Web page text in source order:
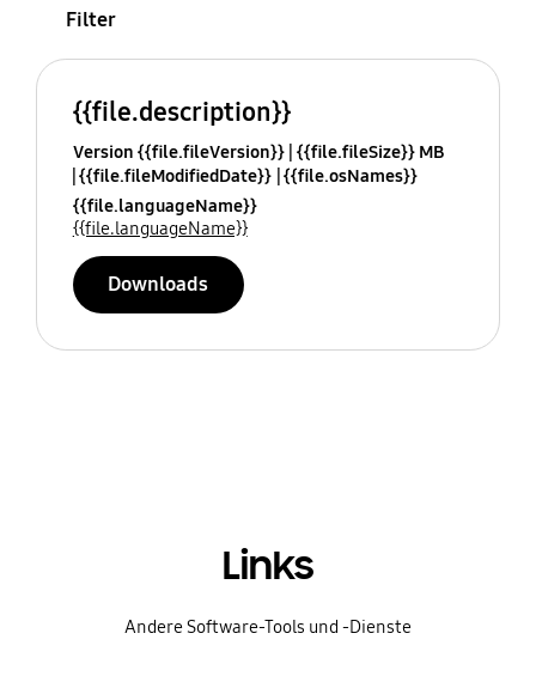
Filter
{{file.description}}
Version {{file.fileVersion}} {{file.fileSize}} MB
{{file.fileModifiedDate}} {{file.osNames}}
{{file.languageName}}
{{file.languageName}}
Downloads
Links
Andere Software-Tools und -Dienste